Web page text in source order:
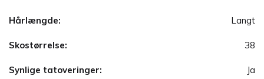
Hårlængde: Langt
Skostørrelse: 38
Synlige tatoveringer: Ja